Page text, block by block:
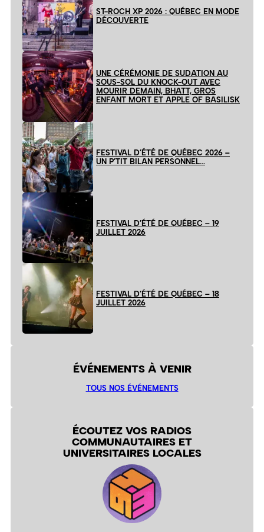
ST-ROCH XP 2026 : QUÉBEC EN MODE
DÉCOUVERTE
UNE CÉRÉMONIE DE SUDATION AU
SOUS-SOL DU KNOCK-OUT AVEC
MOURIR DEMAIN, BHATT, GROS
ENFANT MORT ET APPLE OF BASILISK
FESTIVAL D’ÉTÉ DE QUÉBEC 2026 –
UN P’TIT BILAN PERSONNEL…
FESTIVAL D’ÉTÉ DE QUÉBEC – 19
JUILLET 2026
FESTIVAL D’ÉTÉ DE QUÉBEC – 18
JUILLET 2026
ÉVÉNEMENTS À VENIR
TOUS NOS ÉVÉNEMENTS
ÉCOUTEZ VOS RADIOS
COMMUNAUTAIRES ET
UNIVERSITAIRES LOCALES